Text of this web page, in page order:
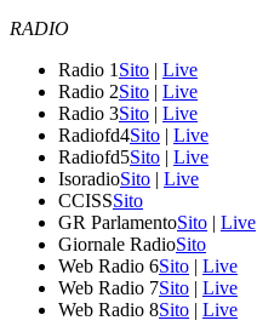
RADIO
Radio 1 Sito | Live
Radio 2Sito | Live
Radio 3Sito | Live
Radiofd4Sito | Live
Radiofd5Sito | Live
IsoradioSito | Live
CCISSSito
GR ParlamentoSito | Live
Giornale RadioSito
Web Radio 6Sito | Live
Web Radio 7Sito | Live
Web Radio 8Sito | Live